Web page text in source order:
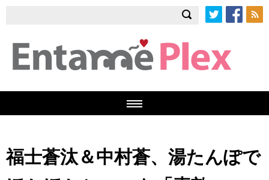
福士蒼汰＆中村蒼、湯たんぽで